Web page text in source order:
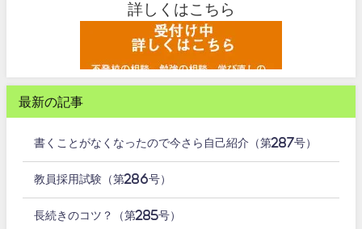
詳しくはこちら
最新の記事
書くことがなくなったので今さら自己紹介（第287号）
教員採用試験（第286号）
長続きのコツ？（第285号）